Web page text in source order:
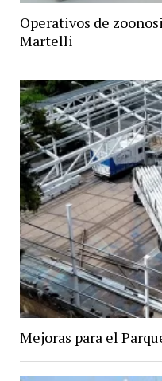
Operativos de
Martelli
Mejoras para el